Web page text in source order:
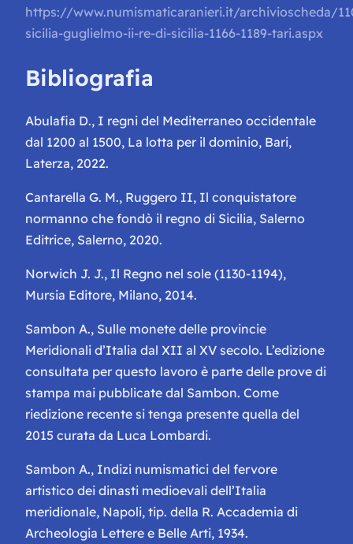
https://www.numismaticaranieri.it/archivioscheda/
sicilia-guglielmo-ii-re-di-sicilia-1166-1189-tari.aspx
Bibliografia
Abulafia D., I regni del Mediterraneo occidentale
dal 1200 al 1500, La lotta per il dominio, Bari,
Laterza, 2022.
Cantarella G. M., Ruggero II, Il conquistatore
normanno che fondò il regno di Sicilia, Salerno
Editrice, Salerno, 2020.
Norwich J. J., Il Regno nel sole (1130-1194),
Mursia Editore, Milano, 2014.
Sambon A., Sulle monete delle provincie
Meridionali d’Italia dal XII al XV secolo. L’edizione
consultata per questo lavoro è parte delle prove di
stampa mai pubblicate dal Sambon. Come
riedizione recente si tenga presente quella del
2015 curata da Luca Lombardi.
Sambon A., Indizi numismatici del fervore
artistico dei dinasti medioevali dell’Italia
meridionale, Napoli, tip. della R. Accademia di
Archeologia Lettere e Belle Arti, 1934.